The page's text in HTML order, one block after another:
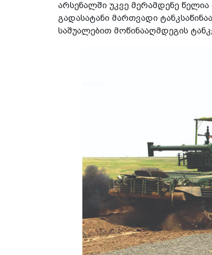
არსენალში უკვე მერამდენე
გადასატანი მართვადი
საშუალებით მოწინააღმდეგის